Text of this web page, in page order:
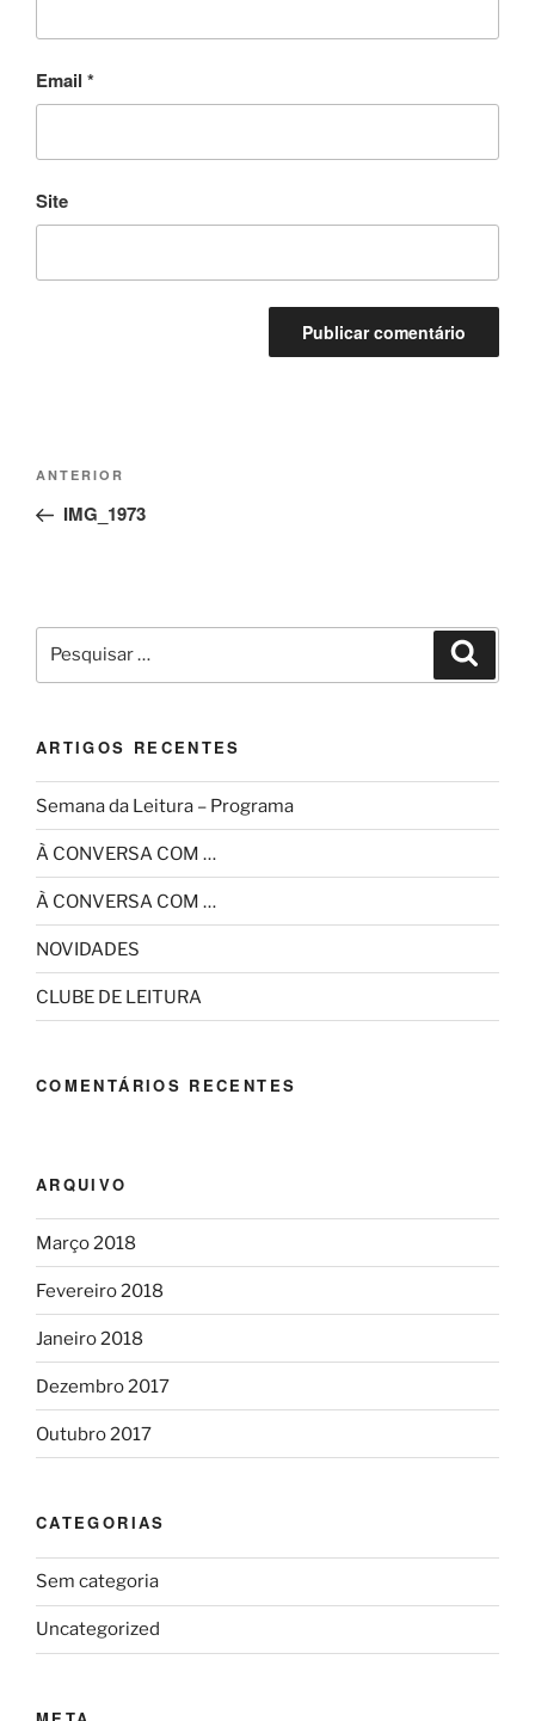
Email *
Site
Navegação
artigos
Conteúdo
anterior
ANTERIOR
IMG_1973
Pesquisar
por:
ARTIGOS RECENTES
Semana da Leitura – Programa
À CONVERSA COM …
À CONVERSA COM …
NOVIDADES
CLUBE DE LEITURA
COMENTÁRIOS RECENTES
ARQUIVO
Março 2018
Fevereiro 2018
Janeiro 2018
Dezembro 2017
Outubro 2017
CATEGORIAS
Sem categoria
Uncategorized